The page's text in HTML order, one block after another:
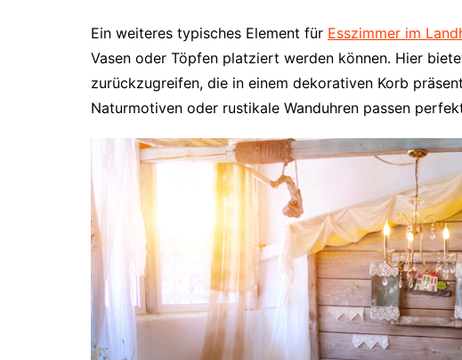
Ein weiteres typisches Element für Esszimmer im
Vasen oder Töpfen platziert werden können. Hier
zurückzugreifen, die in einem dekorativen Korb
Naturmotiven oder rustikale Wanduhren passen